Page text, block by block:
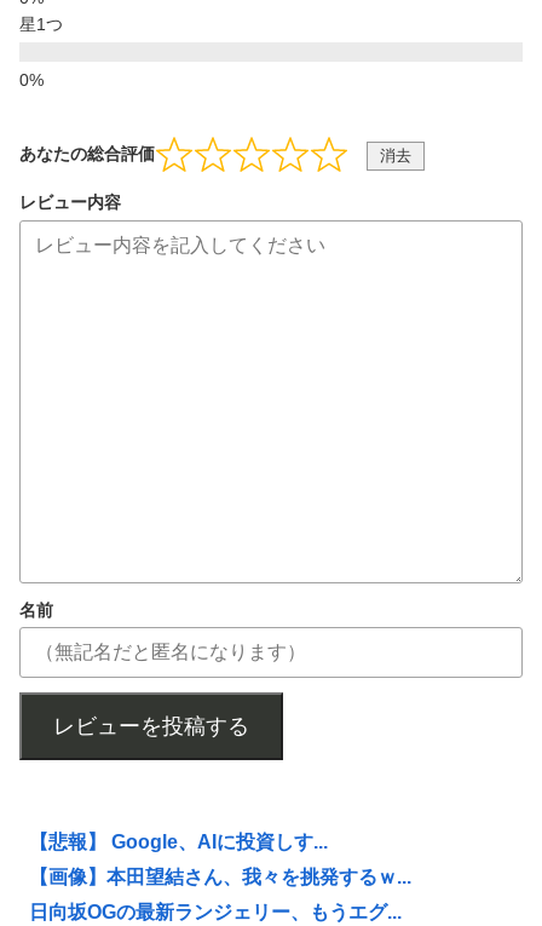
星1つ
あなたの総合評価 消去
レビュー内容
名前
レビューを投稿する
【悲報】 Google、AIに投資しす...
【画像】本田望結さん、我々を挑発するｗ...
日向坂OGの最新ランジェリー、もうエグ...